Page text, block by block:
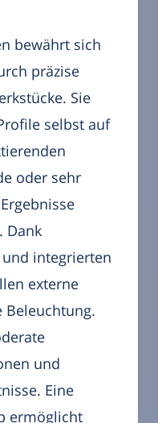
bewährt sich
präzise
Sie
selbst auf
oder sehr
Dank
integrierten
externe
Beleuchtung.
und
Eine
ermöglicht